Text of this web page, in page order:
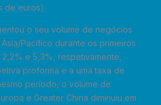
de euros).
o seu volume de negócios
Pacífico durante os primeiros
e 5,3%, respetivamente,
proforma e a uma taxa de
período, o volume de
e Greater China diminuiu em